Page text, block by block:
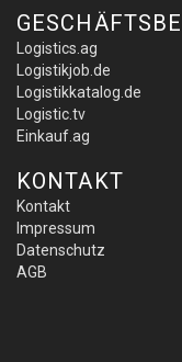
Logistics.ag
Logistikjob.de
Logistikkatalog.de
Logistic.tv
Einkauf.ag
KONTAKT
Kontakt
Impressum
Datenschutz
AGB